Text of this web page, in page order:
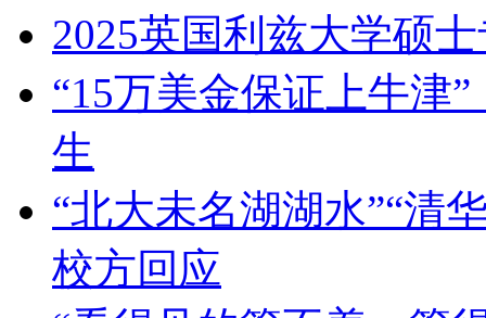
2025英国利兹大学硕
“15万美金保证上牛津
生
“北大未名湖湖水”“清
校方回应